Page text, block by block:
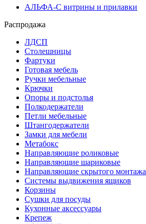
АЛЬФА-С витрины и прилавки
Распродажа
ЛДСП
Столешницы
Фартуки
Готовая мебель
Ручки мебельные
Крючки
Опоры и подстолья
Полкодержатели
Петли мебельные
Штангодержатели
Замки для мебели
Метабокс
Направляющие роликовые
Направляющие шариковые
Направляющие скрытого монтажа
Системы выдвижения ящиков
Корзины
Сушки для посуды
Кухонные аксессуары
Крепеж